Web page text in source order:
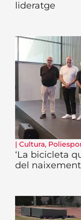
lideratge
| Cultura,
‘La bicicleta
del